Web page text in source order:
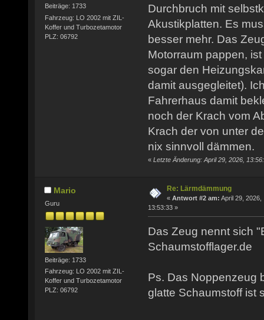
Beiträge: 1733
Fahrzeug: LO 2002 mit ZIL-
Koffer und Turbozetamotor
PLZ: 06792
Durchbruch mit
Akustikplatten. Es
besser mehr. Das
Motorraum pappen,
sogar den
damit ausgegleitet).
Fahrerhaus damit
noch der Krach vom
Krach der von unter
nix sinnvoll dämmen.
« Letzte Änderung: April 29, 2026,
Mario
Guru
Beiträge: 1733
Fahrzeug: LO 2002 mit ZIL-
Koffer und Turbozetamotor
PLZ: 06792
Re: Lärmdämmung
« Antwort #2 am: April 29, 2026,
13:53:33 »
Das Zeug nennt sich
Schaumstofflager.de
Ps. Das Noppenzeug
glatte Schaumstoff ist